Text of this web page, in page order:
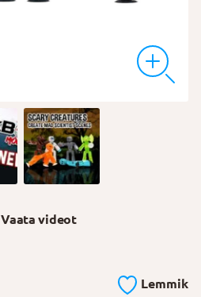
Vaata videot
Lemmik